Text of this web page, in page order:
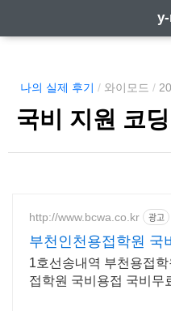
나의 실제 후기 / 와이모드 /
국비 지원 코
http://www.bcwa.co.kr 광고
부천인천용접학원 국
육 평일 주간반 저녁
1호선송내역 부천용접
접학원 국비용접 국비무